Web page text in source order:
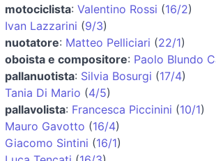
motociclista: Valentino Rossi (16/2)
Ivan Lazzarini (9/3)
nuotatore: Matteo Pelliciari (22/1)
oboista e compositore: Paolo Blundo
pallanuotista: Silvia Bosurgi (17/4)
Tania Di Mario (4/5)
pallavolista: Francesca Piccinini (10/1)
Mauro Gavotto (16/4)
Giacomo Sintini (16/1)